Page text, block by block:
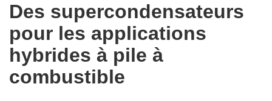
the
following
languages:
Des supercondensateurs
pour les applications
hybrides à pile à
combustible